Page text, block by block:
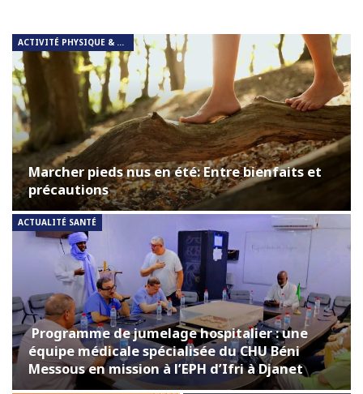
ACTIVITÉ PHYSIQUE & RESPIRATION
Marcher pieds nus en été: Entre bienfaits et
précautions
ACTUALITÉ SANTÉ
Programme de jumelage hospitalier : une
équipe médicale spécialisée du CHU Béni
Messous en mission à l’EPH d’Ifri à Djanet